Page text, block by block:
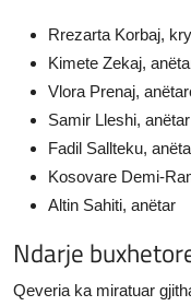
Rrezarta Korbaj,
Kimete Zekaj,
Vlora Prenaj,
Samir Lleshi, anëtar
Fadil Sallteku,
Kosovare Demi-
Altin Sahiti, anëtar
Ndarje
Qeveria ka miratuar